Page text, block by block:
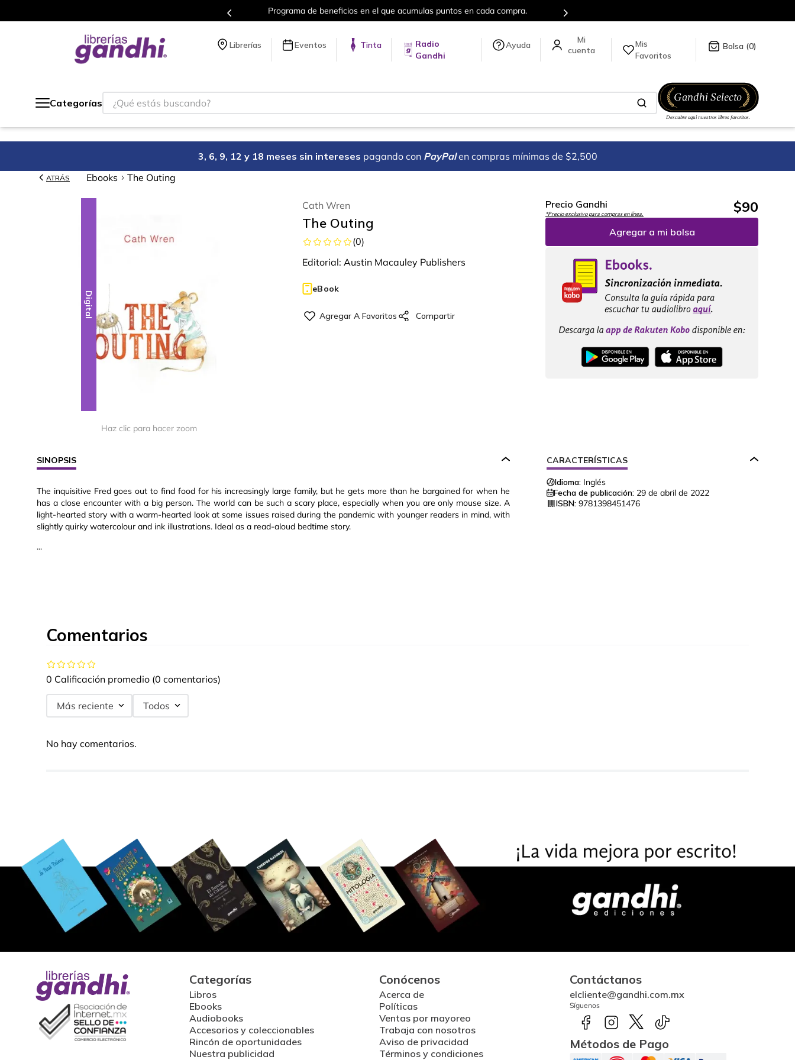
Programa de beneficios en el que acumulas puntos en cada compra.
Librerías Eventos Tinta
Radio
Gandhi
Ayuda
Mis
Favoritos
0
Categorías
¿Qué estás buscando?
3, 6, 9, 12 y 18 meses sin intereses pagando con PayPal en compras mínimas de $2,500
ATRÁS Ebooks The Outing
Digital
Haz clic para hacer zoom
Cath Wren
The Outing
(0)
Editorial: Austin Macauley Publishers
eBook
Precio Gandhi
*Precio exclusivo para compras en línea. $90
Agregar a mi bolsa
SINOPSIS
The inquisitive Fred goes out to find food for his increasingly large family, but he gets more than he bargained for when he
has a close encounter with a big person. The world can be such a scary place, especially when you are only mouse size. A
light-hearted story with a warm-hearted look at some issues raised during the pandemic with younger readers in mind, with
slightly quirky watercolour and ink illustrations. Ideal as a read-aloud bedtime story.
...
CARACTERÍSTICAS
Idioma: Inglés
Fecha de publicación: 29 de abril de 2022
ISBN: 9781398451476
Comentarios
0 Calificación promedio (0 comentarios)
Más reciente Todos
No hay comentarios.
Categorías
Libros
Ebooks
Audiobooks
Accesorios y coleccionables
Rincón de oportunidades
Nuestra publicidad
Conócenos
Acerca de
Políticas
Ventas por mayoreo
Trabaja con nosotros
Aviso de privacidad
Términos y condiciones
Contáctanos
elcliente@gandhi.com.mx
Síguenos
Métodos de Pago